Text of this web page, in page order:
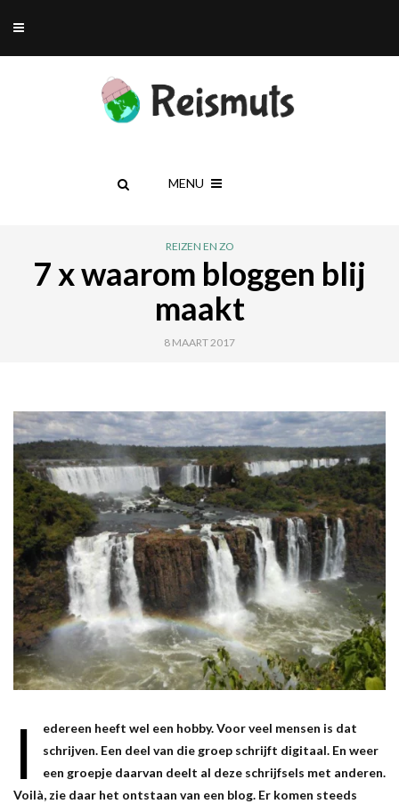
MENU
REIZEN EN ZO
7 x waarom bloggen blij
maakt
8 MAART 2017
I
edereen heeft wel een hobby. Voor veel mensen is dat
schrijven. Een deel van die groep schrijft digitaal. En weer
een groepje daarvan deelt al deze schrijfsels met anderen.
Voilà, zie daar het ontstaan van een blog. Er komen steeds